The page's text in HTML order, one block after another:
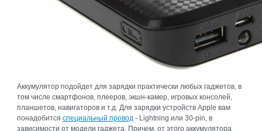
Аккумулятор подойдет для зарядки практически любых гаджетов, в
том числе смартфонов, плееров, экшн-камер, игровых консолей,
планшетов, навигаторов и т.д. Для зарядки устройств Apple вам
понадобится специальный провод - Lightning или 30-pin, в
зависимости от модели гаджета. Причем, от этого аккумулятора